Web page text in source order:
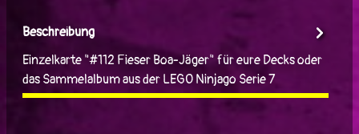
Beschreibung
Einzelkarte "#112 Fieser Boa-Jäger" für eure Decks oder
das Sammelalbum aus der LEGO Ninjago Serie 7